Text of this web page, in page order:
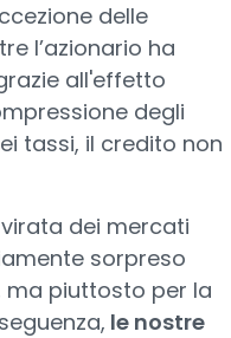
delle
l’azionario ha
all'effetto
degli
tassi, il credito non
dei mercati
sorpreso
ma piuttosto per la
le nostre